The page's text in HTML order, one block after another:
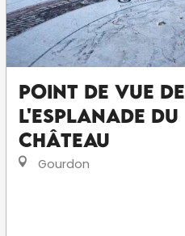
Point de vue de
l'Esplanade du
Château
Gourdon